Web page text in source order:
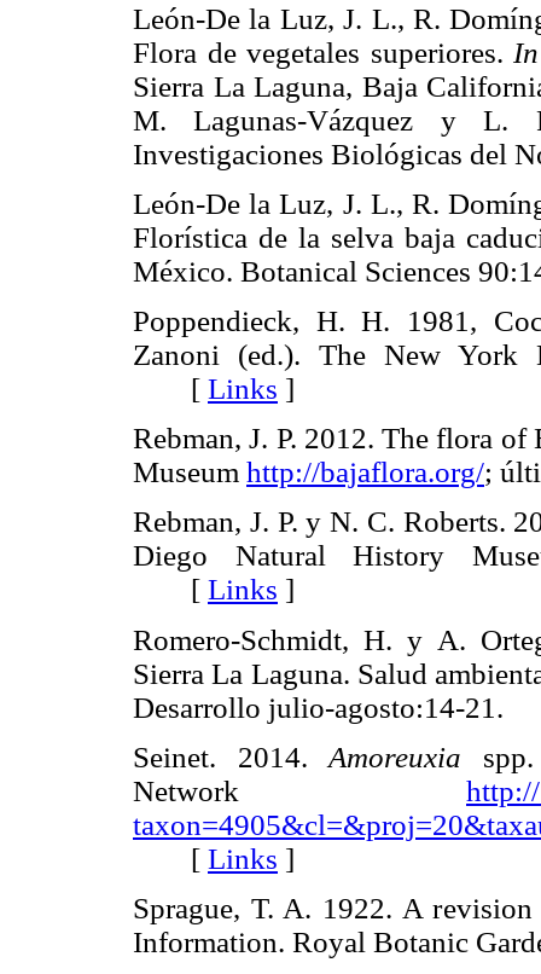
León-De la Luz, J. L., R.
Flora de vegetales superiores. In
Sierra La Laguna, Baja
M. Lagunas-Vázquez y L.
Investigaciones Biológicas
León-De la Luz, J. L., R.
Florística de la selva baja
México. Botanical Sciences
Poppendieck, H. H. 1981,
Zanoni (ed.). The New York
[ Links ]
Rebman, J. P. 2012. The flora
Museum http://bajaflora.org/;
Rebman, J. P. y N. C. Roberts.
Diego Natural History
[ Links ]
Romero-Schmidt, H. y A.
Sierra La Laguna. Salud
Desarrollo julio-agosto:14-21.
Seinet. 2014. Amoreuxia
Network
[ Links ]
Sprague, T. A. 1922. A
Information. Royal Botanic